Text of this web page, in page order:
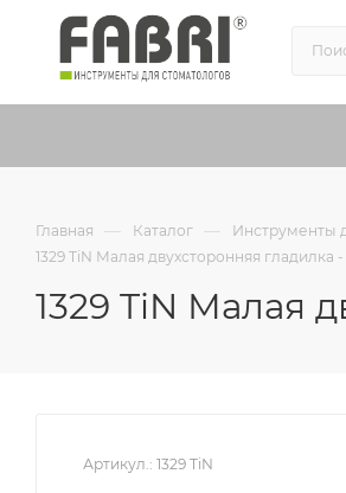
Главная — Каталог — Инструменты
1329 TiN Малая двухсторонняя
1329 TiN Малая
Артикул.: 1329 TiN